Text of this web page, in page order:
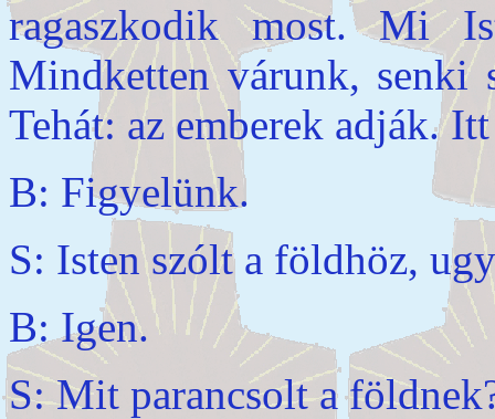
ragaszkodik most. Mi
Mindketten várunk, senki
Tehát: az emberek adják.
B: Figyelünk.
S: Isten szólt a földhöz,
B: Igen.
S: Mit parancsolt a